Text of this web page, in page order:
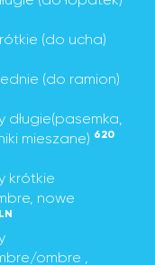
(do ucha)
(do ramion)
długie(pasemka,
mieszane) 620
krótkie
nowe
ombre ,